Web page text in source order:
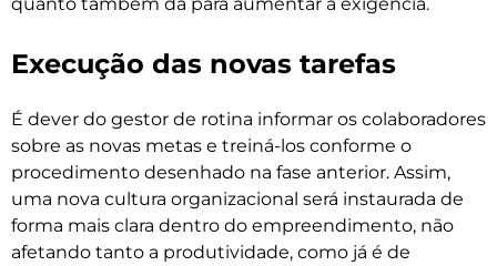
Execução das novas tarefas
É dever do gestor de rotina informar os colaboradores
sobre as novas metas e treiná-los conforme o
procedimento desenhado na fase anterior. Assim,
uma nova cultura organizacional será instaurada de
forma mais clara dentro do empreendimento, não
afetando tanto a produtividade, como já é de